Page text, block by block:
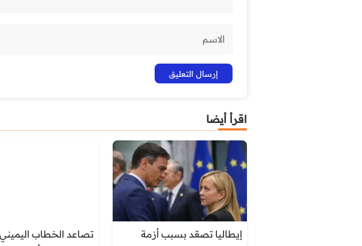
اقرأ أيضا
إيطاليا تصعّد بسبب أزمة
تصاعد الخطاب اليميني